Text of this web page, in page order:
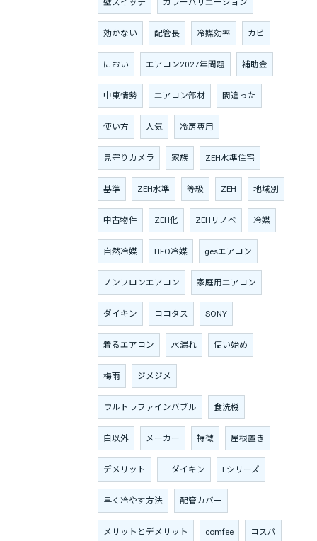
壁スイッチ カラーバリエーション
効かない 配管長 冷媒効率 カビ
におい エアコン2027年問題 補助金
中東情勢 エアコン部材 間違った
使い方 人気 冷房専用
見守りカメラ 家族 ZEH水準住宅
基準 ZEH水準 等級 ZEH 地域別
中古物件 ZEH化 ZEHリノベ 冷媒
自然冷媒 HFO冷媒 gesエアコン
ノンフロンエアコン 家庭用エアコン
ダイキン ココタス SONY
着るエアコン 水漏れ 使い始め
梅雨 ジメジメ
ウルトラファインバブル 食洗機
白以外 メーカー 特徴 屋根置き
デメリット ダイキン Eシリーズ
早く冷やす方法 配管カバー
メリットとデメリット comfee コスパ